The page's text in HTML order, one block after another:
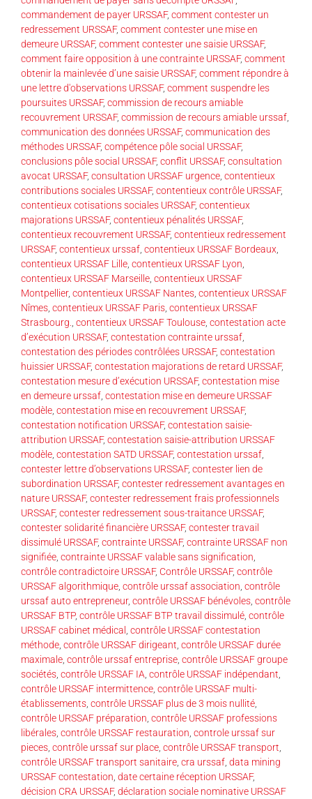
commandement de payer URSSAF, comment contester un
redressement URSSAF, comment contester une mise en
demeure URSSAF, comment contester une saisie URSSAF,
comment faire opposition à une contrainte URSSAF, comment
obtenir la mainlevée d’une saisie URSSAF, comment répondre à
une lettre d'observations URSSAF, comment suspendre les
poursuites URSSAF, commission de recours amiable
recouvrement URSSAF, commission de recours amiable urssaf
communication des données URSSAF, communication des
méthodes URSSAF, compétence pôle social URSSAF,
conclusions pôle social URSSAF, conflit URSSAF, consultation
avocat URSSAF, consultation URSSAF urgence contentieux
contributions sociales URSSAF, contentieux contrôle URSSAF,
contentieux cotisations sociales URSSAF, contentieux
majorations URSSAF, contentieux pénalités URSSAF,
contentieux recouvrement URSSAF, contentieux redressement
URSSAF, contentieux urssaf contentieux URSSAF Bordeaux
contentieux URSSAF Lille contentieux URSSAF Lyon
contentieux URSSAF Marseille contentieux URSSAF
Montpellier, contentieux URSSAF Nantes contentieux URSSAF
Nîmes contentieux URSSAF Paris contentieux URSSAF
Strasbourg.
contentieux URSSAF Toulouse contestation acte
d’exécution URSSAF, contestation contrainte urssaf
contestation des périodes contrôlées URSSAF, contestation
huissier URSSAF, contestation majorations de retard URSSAF,
contestation mesure d’exécution URSSAF, contestation mise
en demeure urssaf contestation mise en demeure URSSAF
modèle contestation mise en recouvrement URSSAF,
contestation notification URSSAF, contestation saisie-
attribution URSSAF, contestation saisie-attribution URSSAF
modèle contestation SATD URSSAF, contestation urssaf
contester lettre d’observations URSSAF, contester lien de
subordination URSSAF, contester redressement avantages en
nature URSSAF, contester redressement frais professionnels
URSSAF, contester redressement sous-traitance URSSAF,
contester solidarité financière URSSAF, contester travail
dissimulé URSSAF, contrainte URSSAF, contrainte URSSAF non
signifiée contrainte URSSAF valable sans signification
contrôle contradictoire URSSAF, Contrôle URSSAF, contrôle
URSSAF algorithmique contrôle urssaf association contrôle
urssaf auto entrepreneur, contrôle URSSAF bénévoles contrôle
URSSAF BTP, contrôle URSSAF BTP travail dissimulé contrôle
URSSAF cabinet médical
contrôle URSSAF contestation
méthode contrôle URSSAF dirigeant contrôle URSSAF durée
maximale contrôle urssaf entreprise contrôle URSSAF groupe
sociétés contrôle URSSAF IA contrôle URSSAF indépendant
contrôle URSSAF intermittence contrôle URSSAF multi-
établissements contrôle URSSAF plus de 3 mois nullité
contrôle URSSAF préparation contrôle URSSAF professions
libérales contrôle URSSAF restauration controle urssaf sur
pieces contrôle urssaf sur place contrôle URSSAF transport
contrôle URSSAF transport sanitaire cra urssaf data mining
URSSAF contestation date certaine réception URSSAF,
décision CRA URSSAF, déclaration sociale nominative URSSAF